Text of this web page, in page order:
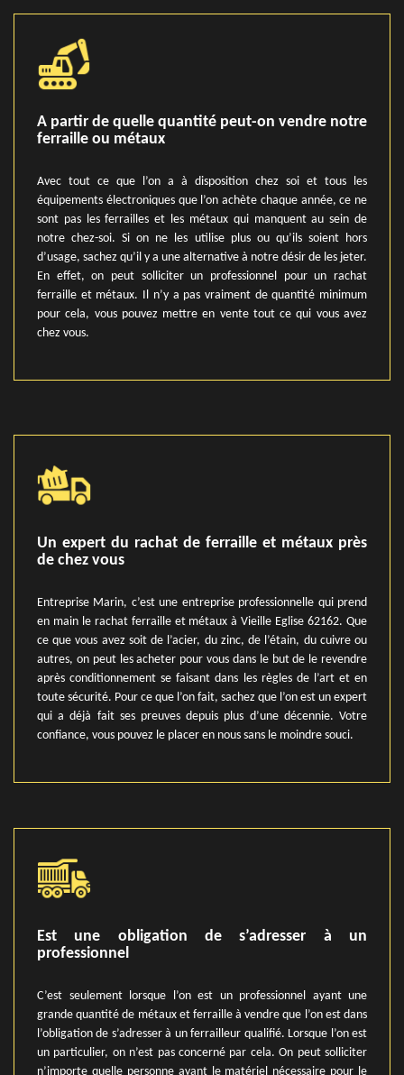
A partir de quelle quantité peut-on vendre notre
ferraille ou métaux
Avec tout ce que l’on a à disposition chez soi et tous les
équipements électroniques que l’on achète chaque année, ce ne
sont pas les ferrailles et les métaux qui manquent au sein de
notre chez-soi. Si on ne les utilise plus ou qu’ils soient hors
d’usage, sachez qu’il y a une alternative à notre désir de les jeter.
En effet, on peut solliciter un professionnel pour un rachat
ferraille et métaux. Il n’y a pas vraiment de quantité minimum
pour cela, vous pouvez mettre en vente tout ce qui vous avez
chez vous.
Un expert du rachat de ferraille et métaux près
de chez vous
Entreprise Marin, c’est une entreprise professionnelle qui prend
en main le rachat ferraille et métaux à Vieille Eglise 62162. Que
ce que vous avez soit de l’acier, du zinc, de l’étain, du cuivre ou
autres, on peut les acheter pour vous dans le but de le revendre
après conditionnement se faisant dans les règles de l’art et en
toute sécurité. Pour ce que l’on fait, sachez que l’on est un expert
qui a déjà fait ses preuves depuis plus d’une décennie. Votre
confiance, vous pouvez le placer en nous sans le moindre souci.
Est une obligation de s’adresser à un
professionnel
C’est seulement lorsque l’on est un professionnel ayant une
grande quantité de métaux et ferraille à vendre que l’on est dans
l’obligation de s’adresser à un ferrailleur qualifié. Lorsque l’on est
un particulier, on n’est pas concerné par cela. On peut solliciter
n’importe quelle personne ayant le matériel nécessaire pour le